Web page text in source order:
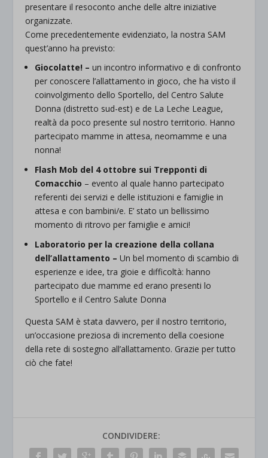
presentare il resoconto anche delle altre iniziative
organizzate.
Come precedentemente evidenziato, la nostra SAM
quest’anno ha previsto:
Giocolatte! –un incontro informativo e di confronto
per conoscere l’allattamento in gioco, che ha visto il
coinvolgimento dello Sportello, del Centro Salute
Donna (distretto sud-est) e de La Leche League,
realtà da poco presente sul nostro territorio. Hanno
partecipato mamme in attesa, neomamme e una
nonna!
Flash Mob del 4 ottobre sui Trepponti di
Comacchio – evento al quale hanno partecipato
referenti dei servizi e delle istituzioni e famiglie in
attesa e con bambini/e. E’ stato un bellissimo
momento di ritrovo per famiglie e amici!
Laboratorio per la creazione della collana
dell’allattamento –Un bel momento di scambio di
esperienze e idee, tra gioie e difficoltà: hanno
partecipato due mamme ed erano presenti lo
Sportello e il Centro Salute Donna
Questa SAM è stata davvero, per il nostro territorio,
un’occasione preziosa di incremento della coesione
della rete di sostegno all’allattamento. Grazie per tutto
ciò che fate!
CONDIVIDERE: